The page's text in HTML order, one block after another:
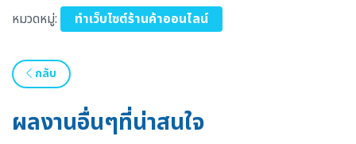
หมวดหมู่: ทำเว็บไซต์ร้านค้าออนไลน์
กลับ
ผลงานอื่นๆที่น่าสนใจ